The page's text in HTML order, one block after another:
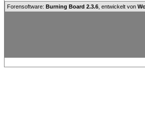
Forensoftware: Burning Board 2.3.6 , entwickelt von